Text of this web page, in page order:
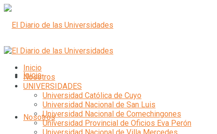
Inicio
Nosotros
Inicio
Nosotros
UNIVERSIDADES
Universidad Católica de Cuyo
Universidad Nacional de San Luis
Universidad Nacional de Comechingones
Universidad Provincial de Oficios Eva Perón